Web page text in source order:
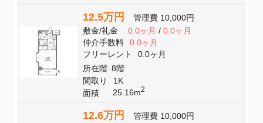
12.5万円 管理費 10,000円
敷金/礼金 0.0ヶ月/ 0.0ヶ月
仲介手数料
0.0ヶ月
フリーレント
0.0ヶ月
所在階 8階
間取り
1K
面積
25.16m2
12.6万円 管理費 10,000円